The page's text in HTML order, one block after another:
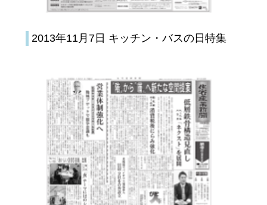
2013年11月7日 キッチン・バスの日特集